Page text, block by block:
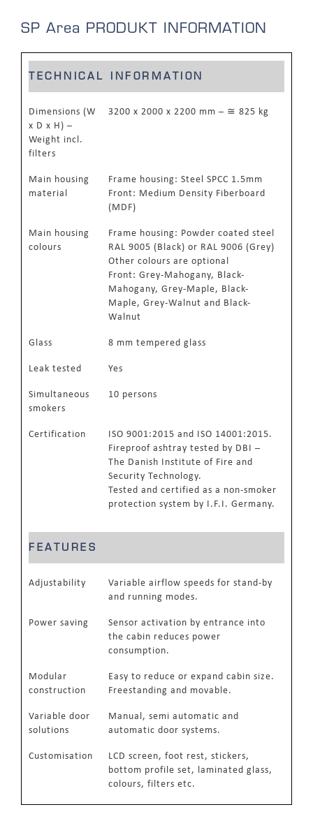
SP Area PRODUKT INFORMATION
TECHNICAL INFORMATION
Dimensions (W
x D x H) –
Weight incl.
filters
3200 x 2000 x 2200 mm – ≅ 825 kg
Main housing
material
Frame housing: Steel SPCC 1.5mm
Front: Medium Density Fiberboard
(MDF)
Main housing
colours
Frame housing: Powder coated steel
RAL 9005 (Black) or RAL 9006 (Grey)
Other colours are optional
Front: Grey-Mahogany, Black-
Mahogany, Grey-Maple, Black-
Maple, Grey-Walnut and Black-
Walnut
Glass 8 mm tempered glass
Leak tested Yes
Simultaneous
smokers
10 persons
Certification
ISO 9001:2015 and ISO 14001:2015.
Fireproof ashtray tested by DBI –
The Danish Institute of Fire and
Security Technology.
Tested and certified as a non-smoker
protection system by I.F.I. Germany.
FEATURES
Adjustability
Variable airflow speeds for stand-by
and running modes.
Power saving
Sensor activation by entrance into
the cabin reduces power
consumption.
Modular
construction
Easy to reduce or expand cabin size.
Freestanding and movable.
Variable door
solutions
Manual, semi automatic and
automatic door systems.
Customisation
LCD screen, foot rest, stickers,
bottom profile set, laminated glass,
colours, filters etc.